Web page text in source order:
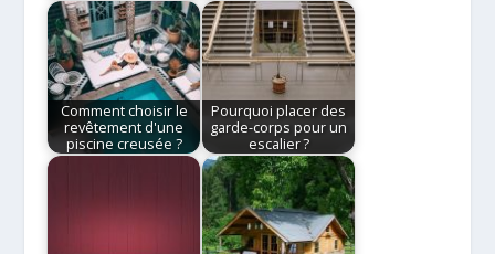
Comment choisir le
revêtement d'une
piscine creusée ?
Pourquoi placer des
garde-corps pour un
escalier ?